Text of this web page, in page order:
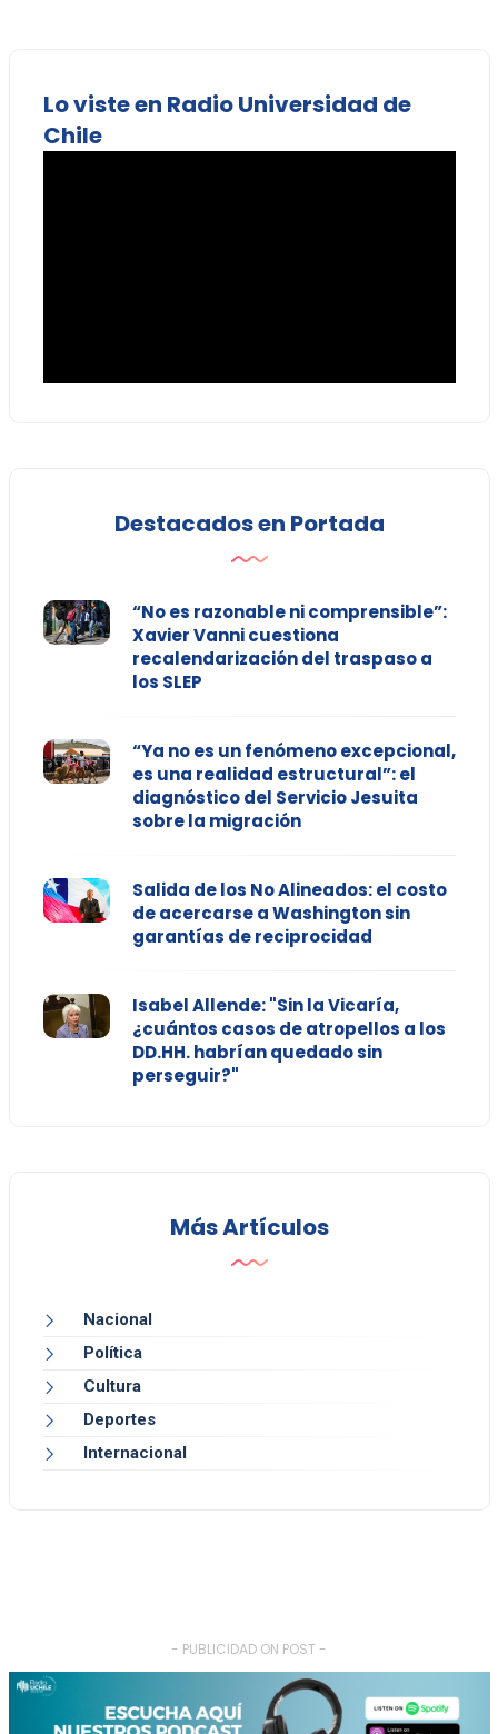
Lo viste en Radio Universidad de
Chile
Destacados en Portada
“No es razonable ni comprensible”:
Xavier Vanni cuestiona
recalendarización del traspaso a
los SLEP
“Ya no es un fenómeno excepcional,
es una realidad estructural”: el
diagnóstico del Servicio Jesuita
sobre la migración
Salida de los No Alineados: el costo
de acercarse a Washington sin
garantías de reciprocidad
Isabel Allende: "Sin la Vicaría,
¿cuántos casos de atropellos a los
DD.HH. habrían quedado sin
perseguir?"
Más Artículos
Nacional
Política
Cultura
Deportes
Internacional
- PUBLICIDAD ON POST -